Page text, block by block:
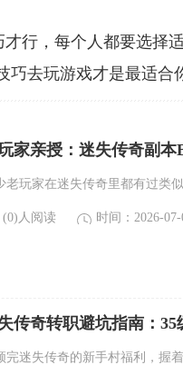
，每个人都要选择
去玩游戏才是最适合
家亲授：迷失传奇副本
老玩家在迷失传奇里都有过类
(0)人阅读 时间：2026-07-
传奇转职避坑指南：
完迷失传奇的新手村福利，握